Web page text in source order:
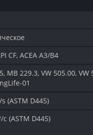
CF, ACEA A3/B4
MB 229.3, VW 505.00, VW
01
(ASTM D445)
с (ASTM D445)